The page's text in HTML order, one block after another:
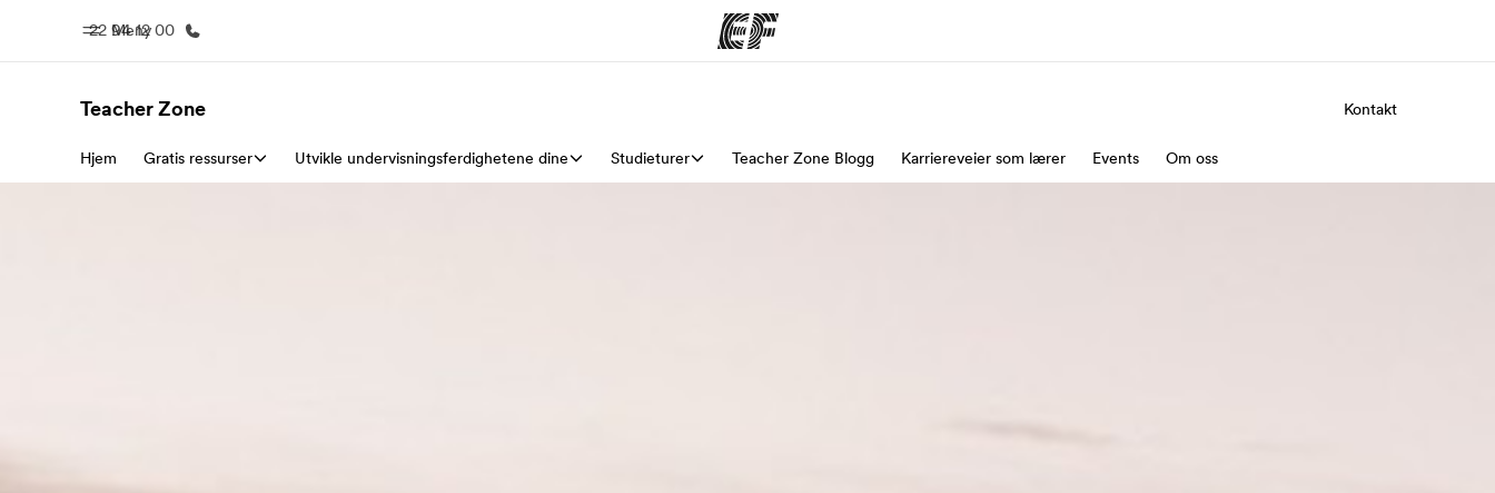
Meny
22 94 12 00
Hjem Programmer Kontorer Om oss
Teacher Zone Kontakt
Hjem Gratis ressurser Utvikle undervisningsferdighetene dine Studieturer Teacher Zone Blogg Karriereveier som lærer Events Om oss